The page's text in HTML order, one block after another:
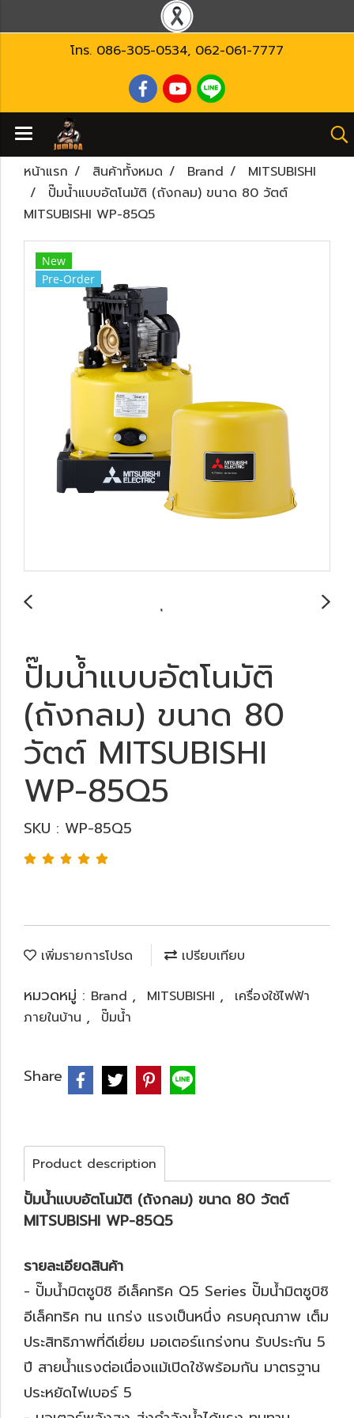
โทร. 086-305-0534, 062-061-7777
หน้าแรก สินค้าทั้งหมด Brand
MITSUBISHI
ปั๊มน้ำแบบอัตโนมัติ (ถังกลม) ขนาด 80 วัตต์
MITSUBISHI WP-85Q5
New
Pre-Order
ปั๊มน้ำแบบอัตโนมัติ
(ถังกลม) ขนาด 80
วัตต์ MITSUBISHI
WP-85Q5
SKU : WP-85Q5
เพิ่มรายการโปรด เปรียบเทียบ
หมวดหมู่ : Brand , MITSUBISHI ,
เครื่องใช้ไฟฟ้า
ภายในบ้าน , ปั๊มน้ำ
Share
Product description
ปั้มน้ำแบบอัตโนมัติ (ถังกลม) ขนาด 80 วัตต์
MITSUBISHI WP-85Q5
รายละเอียดสินค้า
- ปั๊มน้ำมิตซูบิชิ อีเล็คทริค Q5 Series ปั๊มน้ำมิตซูบิชิ
อีเล็คทริค ทน แกร่ง แรงเป็นหนึ่ง ครบคุณภาพ เต็ม
ประสิทธิภาพที่ดีเยี่ยม มอเตอร์แกร่งทน รับประกัน 5
ปี สายน้ำแรงต่อเนื่องแม้เปิดใช้พร้อมกัน มาตรฐาน
ประหยัดไฟเบอร์ 5